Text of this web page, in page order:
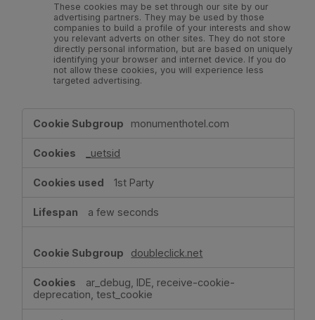
These cookies may be set through our site by our
advertising partners. They may be used by those
companies to build a profile of your interests and show
you relevant adverts on other sites. They do not store
directly personal information, but are based on uniquely
identifying your browser and internet device. If you do
not allow these cookies, you will experience less
targeted advertising.
Cookies
monumenthotel.com
_uetsid
1st Party
a few seconds
doubleclick.net
ar_debug, IDE, receive-cookie-
deprecation, test_cookie